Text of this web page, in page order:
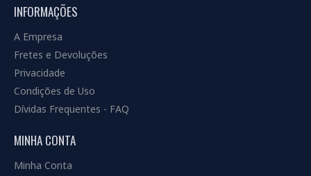
INFORMAÇÕES
A Empresa
Fretes e Devoluções
Privacidade
Condições de Uso
Dívidas Frequentes - FAQ
MINHA CONTA
Minha Conta